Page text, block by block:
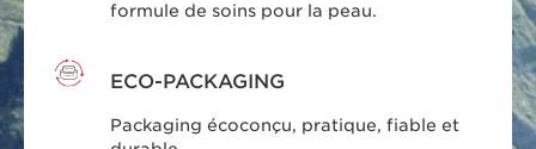
formule de soins pour la peau.
ECO-PACKAGING
Packaging écoconçu, pratique, fiable et